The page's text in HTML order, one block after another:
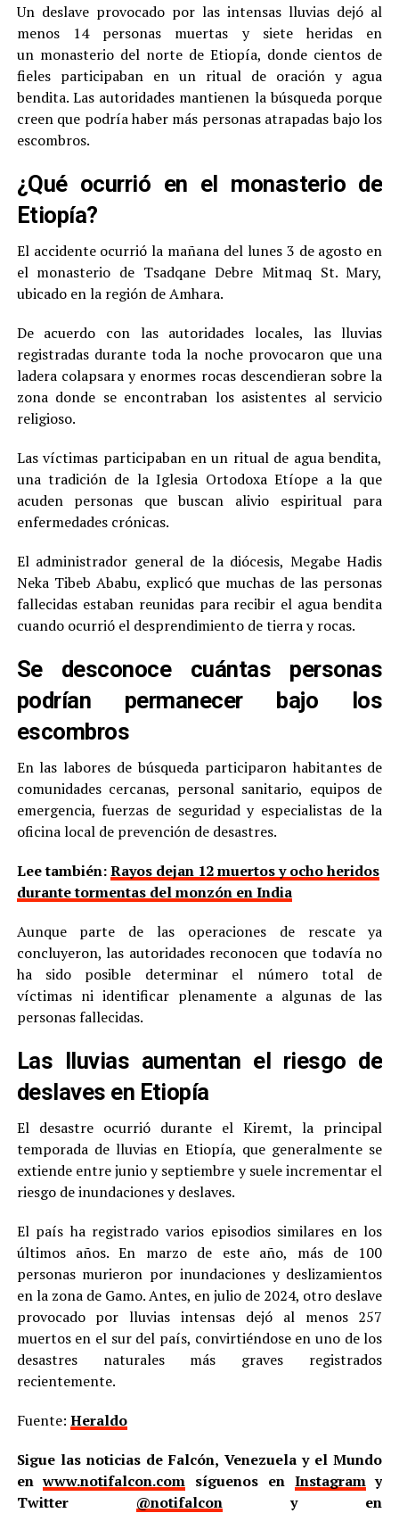
Un deslave provocado por las intensas lluvias dejó al
menos 14 personas muertas y siete heridas en
un monasterio del norte de Etiopía, donde cientos de
fieles participaban en un ritual de oración y agua
bendita. Las autoridades mantienen la búsqueda porque
creen que podría haber más personas atrapadas bajo los
escombros.
¿Qué ocurrió en el monasterio de
Etiopía?
El accidente ocurrió la mañana del lunes 3 de agosto en
el monasterio de Tsadqane Debre Mitmaq St. Mary,
ubicado en la región de Amhara.
De acuerdo con las autoridades locales, las lluvias
registradas durante toda la noche provocaron que una
ladera colapsara y enormes rocas descendieran sobre la
zona donde se encontraban los asistentes al servicio
religioso.
Las víctimas participaban en un ritual de agua bendita,
una tradición de la Iglesia Ortodoxa Etíope a la que
acuden personas que buscan alivio espiritual para
enfermedades crónicas.
El administrador general de la diócesis, Megabe Hadis
Neka Tibeb Ababu, explicó que muchas de las personas
fallecidas estaban reunidas para recibir el agua bendita
cuando ocurrió el desprendimiento de tierra y rocas.
Se desconoce cuántas personas
podrían permanecer bajo los
escombros
En las labores de búsqueda participaron habitantes de
comunidades cercanas, personal sanitario, equipos de
emergencia, fuerzas de seguridad y especialistas de la
oficina local de prevención de desastres.
Lee también:Rayos dejan 12 muertos y ocho heridos
durante tormentas del monzón en India
Aunque parte de las operaciones de rescate ya
concluyeron, las autoridades reconocen que todavía no
ha sido posible determinar el número total de
víctimas ni identificar plenamente a algunas de las
personas fallecidas.
Las lluvias aumentan el riesgo de
deslaves en Etiopía
El desastre ocurrió durante el Kiremt, la principal
temporada de lluvias en Etiopía, que generalmente se
extiende entre junio y septiembre y suele incrementar el
riesgo de inundaciones y deslaves.
El país ha registrado varios episodios similares en los
últimos años. En marzo de este año, más de 100
personas murieron por inundaciones y deslizamientos
en la zona de Gamo. Antes, en julio de 2024, otro deslave
provocado por lluvias intensas dejó al menos 257
muertos en el sur del país, convirtiéndose en uno de los
desastres naturales más graves registrados
recientemente.
Fuente: Heraldo
Sigue las noticias de Falcón, Venezuela y el Mundo
enwww.notifalcon.com síguenos en Instagramy
Twitter @notifalcony en